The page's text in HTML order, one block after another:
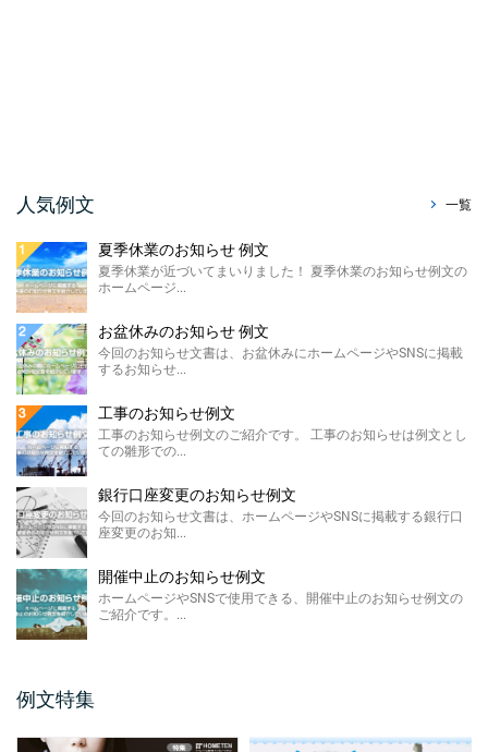
する販売休止のお知らせテンプレートのご紹
介です。 こちらに ...
ホームページやSNSに掲載する製造終了のお
知らせ例文のご紹介です。 材料の高騰や需要
の低下による製 ...
価格改定のお知らせ例文
今回のお知らせ文書は、ホームページに掲載
FAX廃止のお知らせ 例 ...
るペーパ ...
メールアドレス変更のお知 ...
保護者説明会のご案内例文のご紹介です。 保
人気例文 一覧
夏季休業のお知らせ 例文
夏季休業が近づいてまいりました！ 夏季休業のお知らせ例文の
ホームページ...
お盆休みのお知らせ 例文
今回のお知らせ文書は、お盆休みにホームページやSNSに掲載
するお知らせ...
工事のお知らせ例文
工事のお知らせ例文のご紹介です。 工事のお知らせは例文とし
ての雛形での...
銀行口座変更のお知らせ例文
今回のお知らせ文書は、ホームページやSNSに掲載する銀行口
座変更のお知...
開催中止のお知らせ例文
ホームページやSNSで使用できる、開催中止のお知らせ例文の
ご紹介です。...
例文特集